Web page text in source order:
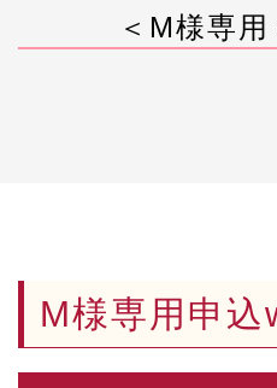
＜M様専
M様専用申込